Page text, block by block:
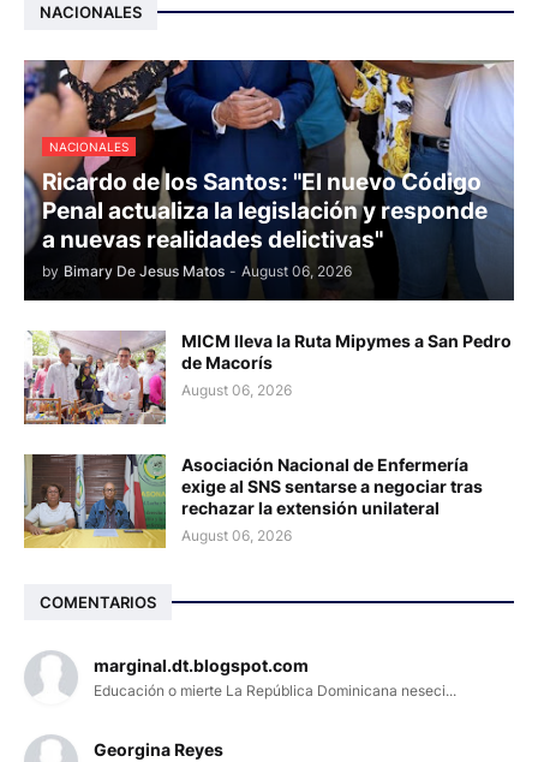
NACIONALES
NACIONALES
Ricardo de los Santos: "El nuevo Código
Penal actualiza la legislación y responde
a nuevas realidades delictivas"
by Bimary De Jesus Matos - August 06, 2026
MICM lleva la Ruta Mipymes a San Pedro
de Macorís
August 06, 2026
Asociación Nacional de Enfermería
exige al SNS sentarse a negociar tras
rechazar la extensión unilateral
August 06, 2026
COMENTARIOS
marginal.dt.blogspot.com
Educación o mierte La República Dominicana neseci...
Georgina Reyes